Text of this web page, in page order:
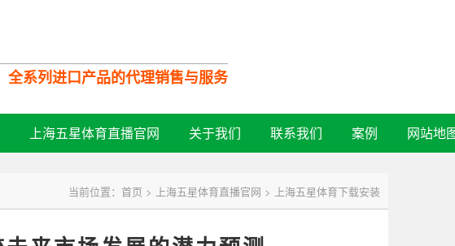
系列进口产品的代理销售与服务
全国服务热线：
13532728713
上海五星体育直播官网 关于我们 联系我们 案例 网站地
当前位置： 首页 > 上海五星体育直播官网 > 上海五星体育下载安装